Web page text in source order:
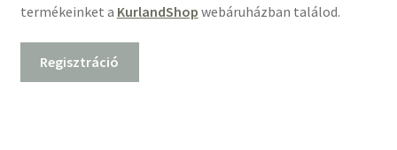
termékeinket a KurlandShop webáruházban találod.
Regisztráció